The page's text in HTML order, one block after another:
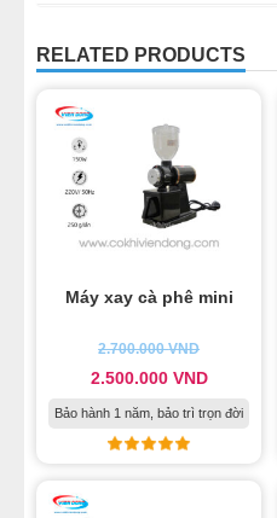
RELATED PRODUCTS
Máy xay cà phê mini
2.700.000VND
2.500.000 VND
Bảo hành 1 năm, bảo trì trọn đời